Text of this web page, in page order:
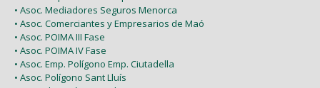
• Asoc. Mediadores Seguros Menorca
• Asoc. Comerciantes y Empresarios de Maó
• Asoc. POIMA III Fase
• Asoc. POIMA IV Fase
• Asoc. Emp. Polígono Emp. Ciutadella
• Asoc. Polígono Sant Lluís